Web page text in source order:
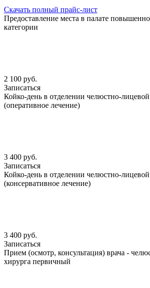
Скачать полный прайс-лист
Предоставление места в палате
категории
2 100 руб.
Записаться
Койко-день в отделении челюстно-
(оперативное лечение)
3 400 руб.
Записаться
Койко-день в отделении челюстно-
(консервативное лечение)
3 400 руб.
Записаться
Прием (осмотр, консультация) врача -
хирурга первичный